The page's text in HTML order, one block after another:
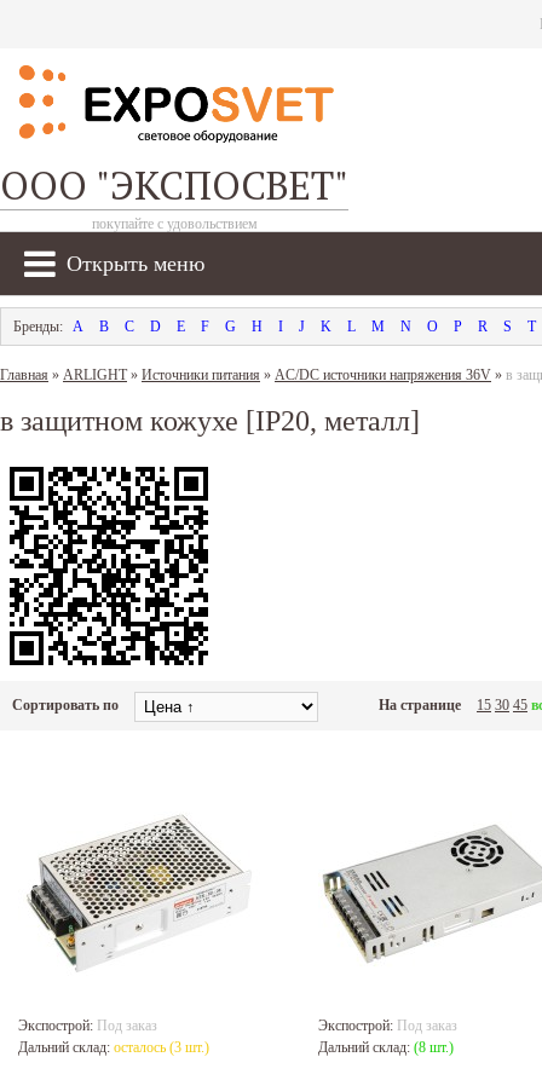
ООО "ЭКСПОСВЕТ"
покупайте с удовольствием
Открыть меню
A B C D E F G H I J K L M N O P R S T
Главная » ARLIGHT» Источники питания » AC/DC источники напряжения 36V » в
в защитном кожухе [IP20, металл]
Сортировать по На странице 15 30 45
Экспострой: Под заказ
Дальний склад: осталось (3 шт.)
Экспострой: Под заказ
Дальний склад: (8 шт.)